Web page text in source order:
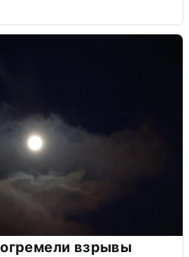
взрывы